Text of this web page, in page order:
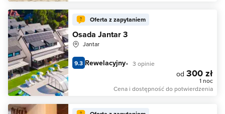
Oferta z zapytaniem
Osada Jantar 3
Jantar
9.3 Rewelacyjny 3 opinie
od 300 zł
1 noc
Cena i dostępność do potwierdzenia